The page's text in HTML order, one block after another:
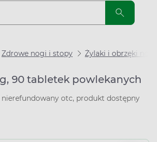
Zdrowe nogi i stopy Żylaki i obrzęki nóg
90 tabletek powlekanych
otc, produkt dostępny